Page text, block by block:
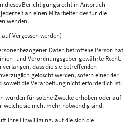
dieses Berichtigungsrecht in Anspruch
an einen Mitarbeiter des für die
wenden.
Vergessen werden)
Daten betroffene Person hat
und Verordnungsgeber gewährte Recht,
dass die sie betreffenden
gelöscht werden, sofern einer der
soweit die Verarbeitung nicht erforderlich ist:
wurden für solche Zwecke erhoben oder auf
welche sie nicht mehr notwendig sind.
ihre Einwilligung, auf die sich die